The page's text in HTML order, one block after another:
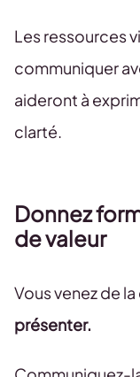
Les ressources
communiquer
aideront à
clarté.
Donnez
de valeur
Vous venez de
présenter.